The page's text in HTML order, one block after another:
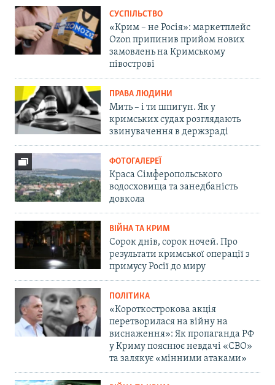
СУСПІЛЬСТВО
«Крим – не Росія»: маркетплейс
Ozon припинив прийом нових
замовлень на Кримському
півострові
ПРАВА ЛЮДИНИ
Мить – і ти шпигун. Як у
кримських судах розглядають
звинувачення в держзраді
ФОТОГАЛЕРЕЇ
Краса Сімферопольського
водосховища та занедбаність
довкола
ВІЙНА ТА КРИМ
Сорок днів, сорок ночей. Про
результати кримської операції з
примусу Росії до миру
ПОЛІТИКА
«Короткострокова акція
перетворилася на війну на
виснаження»: Як пропаганда РФ
у Криму пояснює невдачі «СВО»
та залякує «мінними атаками»